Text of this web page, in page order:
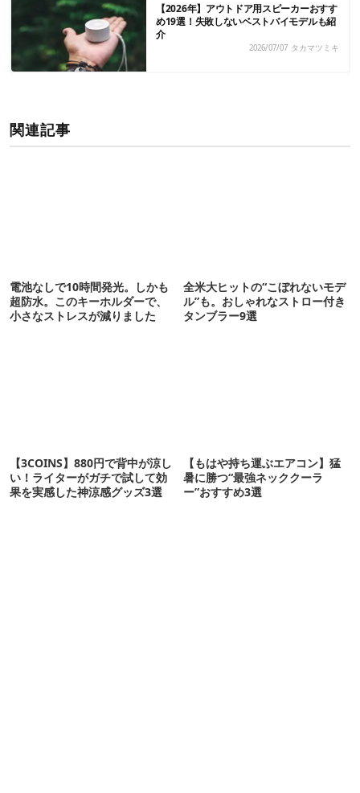
【2026年】アウトドア用スピーカーおすす
め19選！失敗しないベストバイモデルも紹
介
2026/07/07 タカマツミキ
関連記事
電池なしで10時間発光。しかも
超防水。このキーホルダーで、
小さなストレスが減りました
全米大ヒットの“こぼれないモデ
ル”も。おしゃれなストロー付き
タンブラー9選
【3COINS】880円で背中が涼し
い！ライターがガチで試して効
果を実感した神涼感グッズ3選
【もはや持ち運ぶエアコン】猛
暑に勝つ“最強ネッククーラ
ー”おすすめ3選